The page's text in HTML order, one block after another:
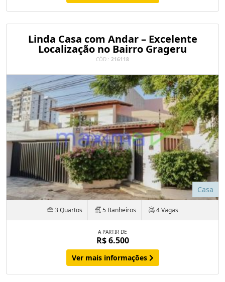
Linda Casa com Andar – Excelente
Localização no Bairro Grageru
CÓD.: 216118
Casa
3 Quartos 5 Banheiros 4 Vagas
A PARTIR DE
R$ 6.500
Ver mais informações